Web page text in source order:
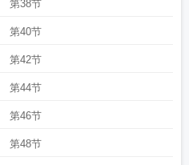
第38节
第40节
第42节
第44节
第46节
第48节